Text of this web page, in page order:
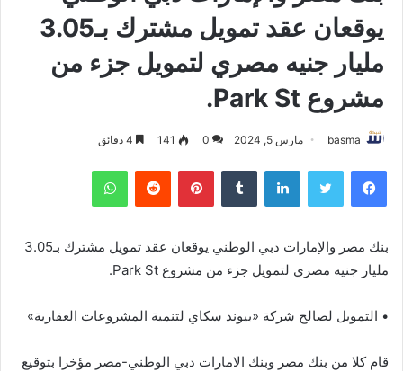
يوقعان عقد تمويل مشترك بـ3.05
مليار جنيه مصري لتمويل جزء من
مشروع Park St.
basma مارس 5, 2024 0
141
فيسبوك تويتر لينكدإن بينتيريست واتساب
بنك مصر والإمارات دبي الوطني يوقعان عقد تمويل مشترك بـ3.05
مليار جنيه مصري لتمويل جزء من مشروع Park St.
• التمويل لصالح شركة «بيوند سكاي لتنمية المشروعات العقارية»
قام كلا من بنك مصر وبنك الامارات دبي الوطني-مصر مؤخرا بتوقيع